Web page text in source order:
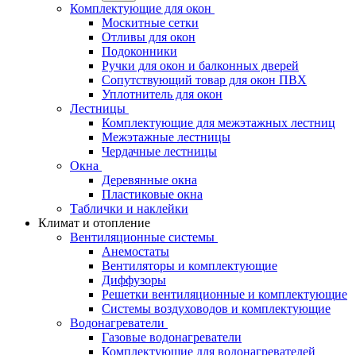
Комплектующие для окон
Москитные сетки
Отливы для окон
Подоконники
Ручки для окон и балконных дверей
Сопутствующий товар для окон ПВХ
Уплотнитель для окон
Лестницы
Комплектующие для межэтажных лестниц
Межэтажные лестницы
Чердачные лестницы
Окна
Деревянные окна
Пластиковые окна
Таблички и наклейки
Климат и отопление
Вентиляционные системы
Анемостаты
Вентиляторы и комплектующие
Диффузоры
Решетки вентиляционные и комплектующие
Системы воздуховодов и комплектующие
Водонагреватели
Газовые водонагреватели
Комплектующие для водонагревателей